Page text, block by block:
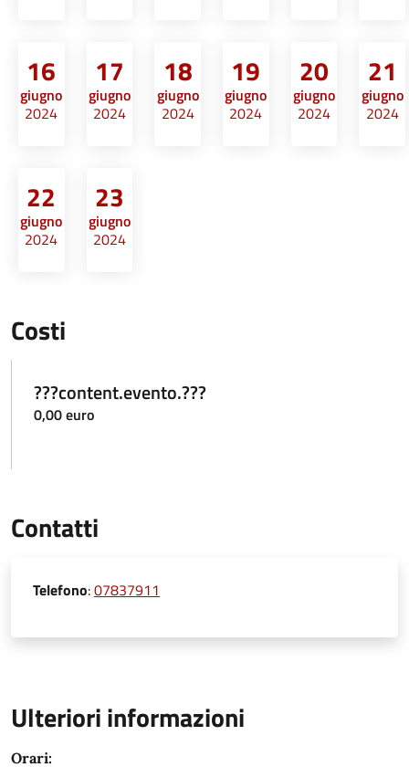
16
giugno
2024
17
giugno
2024
18
giugno
2024
19
giugno
2024
20
giugno
2024
21
giugno
2024
22
giugno
2024
23
giugno
2024
Costi
???content.evento.???
0,00 euro
Contatti
Telefono:07837911
Ulteriori informazioni
Orari: